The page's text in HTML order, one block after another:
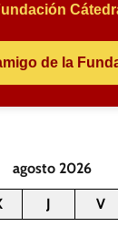
de la
agosto 2026
J V